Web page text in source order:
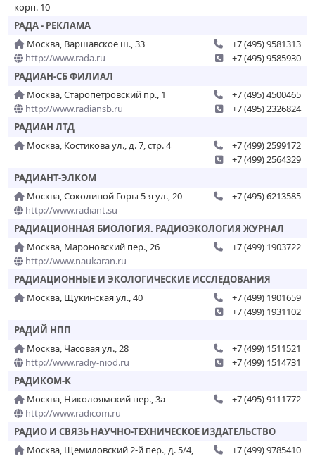
корп. 10
РАДА - РЕКЛАМА
Москва, Варшавское ш., 33
http://www.rada.ru
+7 (495) 9581313
+7 (495) 9585930
РАДИАН-СБ ФИЛИАЛ
Москва, Старопетровский пр., 1
http://www.radiansb.ru
+7 (495) 4500465
+7 (495) 2326824
РАДИАН ЛТД
Москва, Костикова ул., д. 7, стр. 4
+7 (499) 2599172
+7 (499) 2564329
РАДИАНТ-ЭЛКОМ
Москва, Соколиной Горы 5-я ул., 20
http://www.radiant.su
+7 (495) 6213585
РАДИАЦИОННАЯ БИОЛОГИЯ. РАДИОЭКОЛОГИЯ ЖУРНАЛ
Москва, Мароновский пер., 26
http://www.naukaran.ru
+7 (499) 1903722
РАДИАЦИОННЫЕ И ЭКОЛОГИЧЕСКИЕ ИССЛЕДОВАНИЯ
Москва, Щукинская ул., 40
+7 (499) 1901659
+7 (499) 1931102
РАДИЙ НПП
Москва, Часовая ул., 28
http://www.radiy-niod.ru
+7 (499) 1511521
+7 (499) 1514731
РАДИКОМ-К
Москва, Николоямский пер., 3а
http://www.radicom.ru
+7 (495) 9111772
РАДИО И СВЯЗЬ НАУЧНО-ТЕХНИЧЕСКОЕ ИЗДАТЕЛЬСТВО
Москва, Щемиловский 2-й пер., д. 5/4,
+7 (499) 9785410